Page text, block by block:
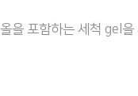
을 포함하는 세척 gel을